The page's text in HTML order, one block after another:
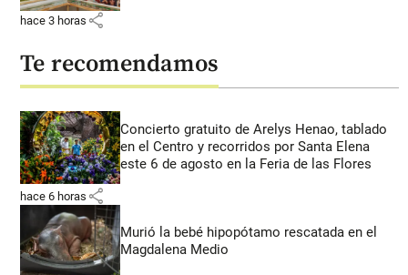
hace 3 horas share
Te recomendamos
Concierto gratuito de Arelys Henao, tablado
en el Centro y recorridos por Santa Elena
este 6 de agosto en la Feria de las Flores
hace 6 horas share
Murió la bebé hipopótamo rescatada en el
Magdalena Medio